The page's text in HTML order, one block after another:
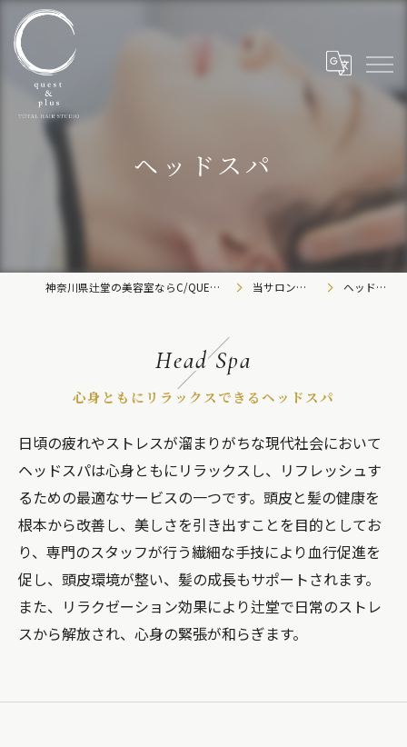
ヘッドスパ
神奈川県辻堂の美容室ならC/QUEST&C-plus 当サロンの特徴 ヘッドスパ
心身ともにリラックスできるヘッドスパ
Head Spa
日頃の疲れやストレスが溜まりがちな現代社会において
ヘッドスパは心身ともにリラックスし、リフレッシュす
るための最適なサービスの一つです。頭皮と髪の健康を
根本から改善し、美しさを引き出すことを目的としてお
り、専門のスタッフが行う繊細な手技により血行促進を
促し、頭皮環境が整い、髪の成長もサポートされます。
また、リラクゼーション効果により辻堂で日常のストレ
スから解放され、心身の緊張が和らぎます。